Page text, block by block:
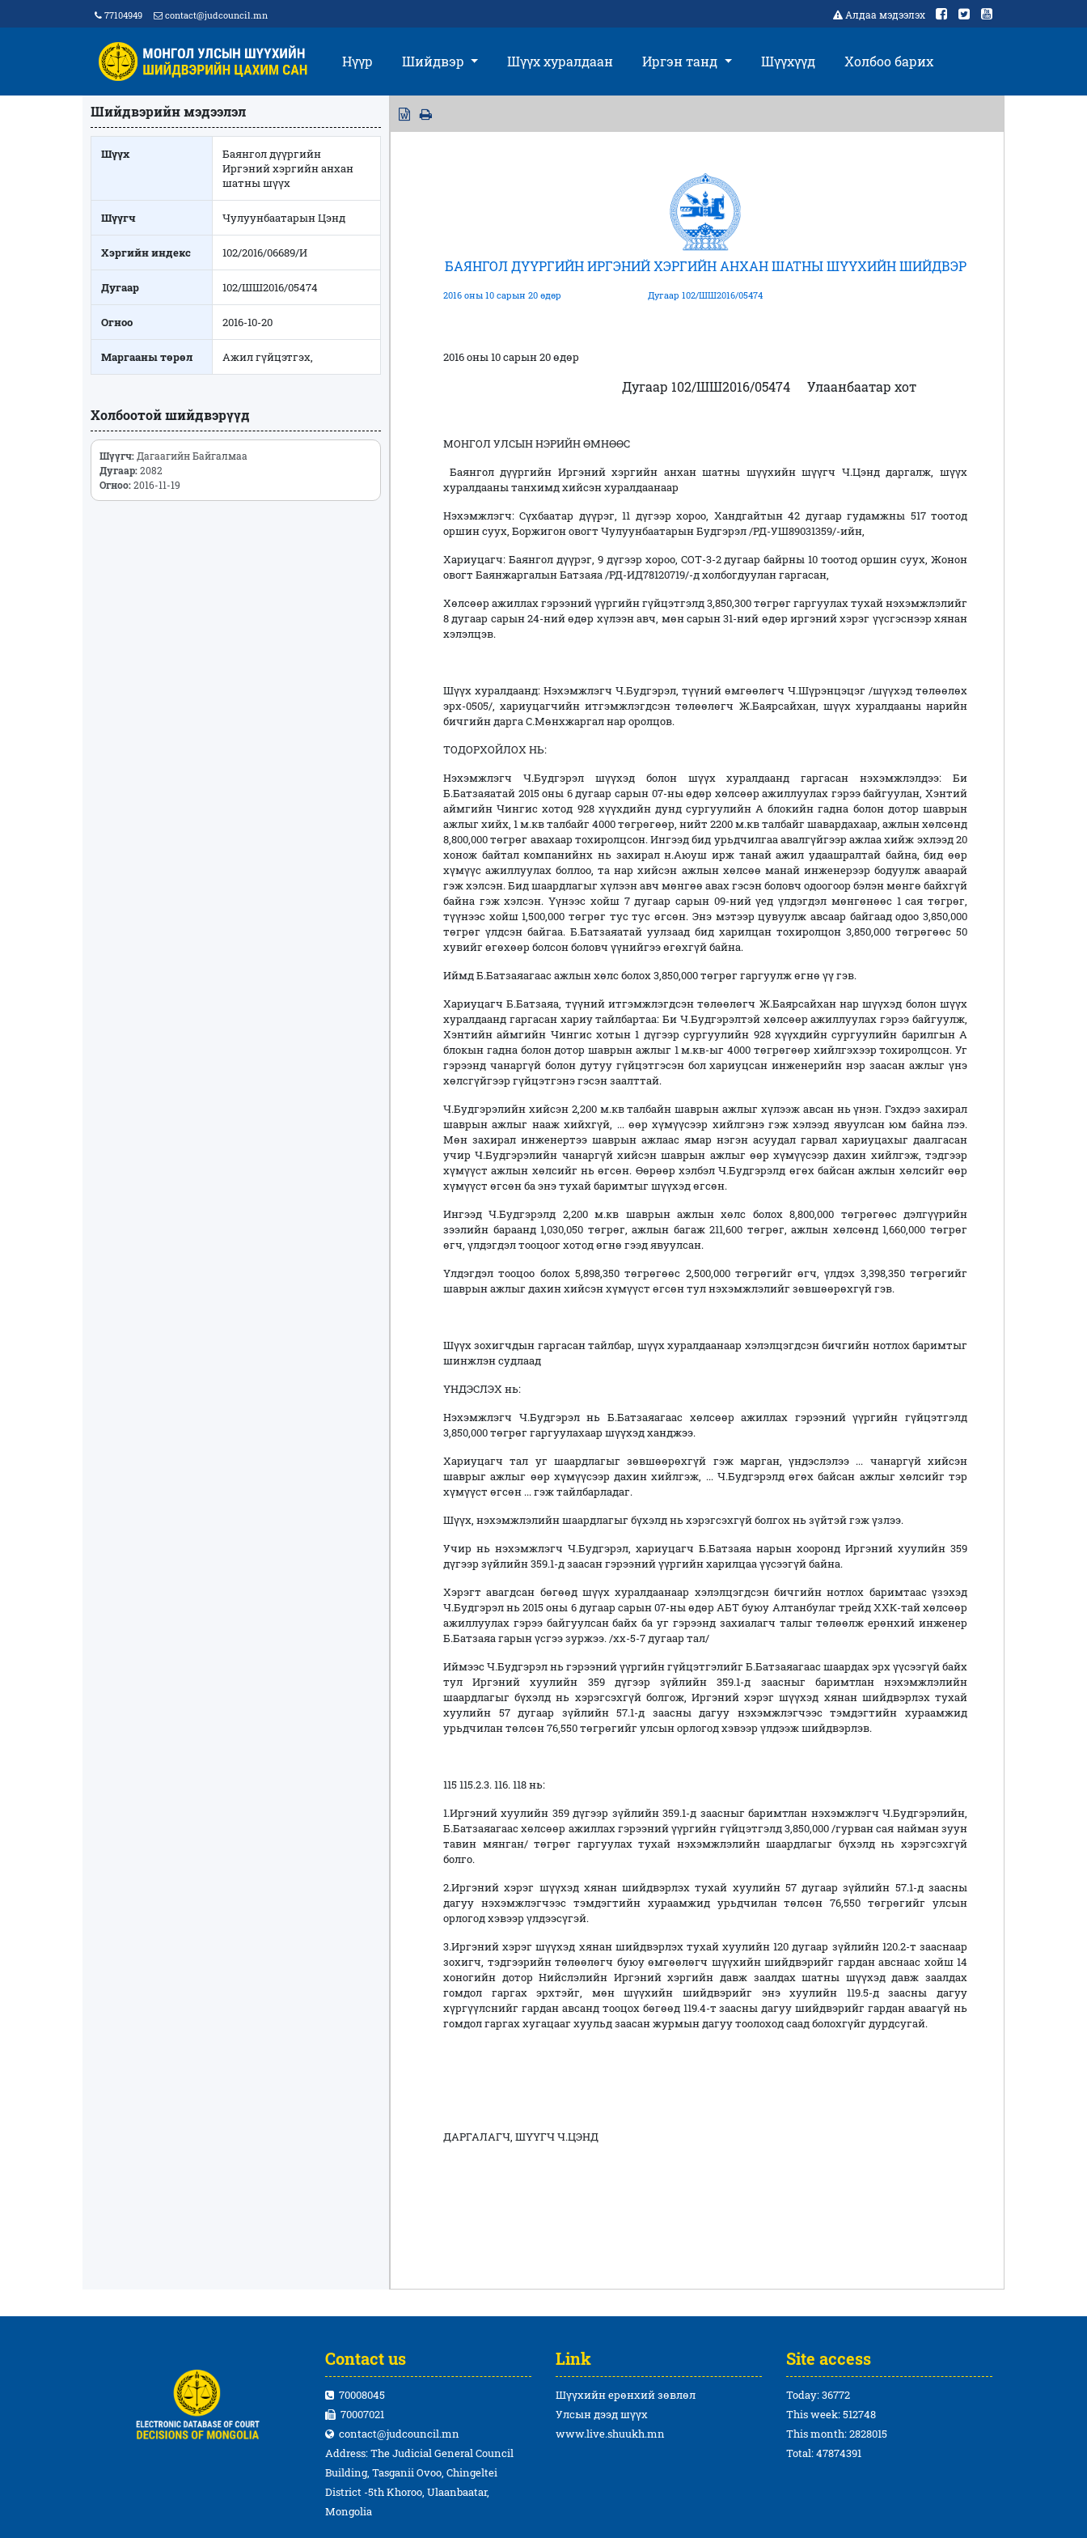
77104949 contact@judcouncil.mn Алдаа мэдээлэх
Нүүр Шийдвэр Шүүх хуралдаан Иргэн танд Шүүхүүд Холбоо барих
Шийдвэрийн мэдээлэл
Шүүх
Баянгол дүүргийн
Иргэний хэргийн анхан
шатны шүүх
Шүүгч Чулуунбаатарын Цэнд
Хэргийн индекс 102/2016/06689/И
Дугаар 102/ШШ2016/05474
Огноо 2016-10-20
Маргааны төрөл Ажил гүйцэтгэх,
Холбоотой шийдвэрүүд
Шүүгч:Дагаагийн Байгалмаа
Дугаар:2082
Огноо:2016-11-19
БАЯНГОЛ ДҮҮРГИЙН ИРГЭНИЙ ХЭРГИЙН АНХАН ШАТНЫ ШҮҮХИЙН ШИЙДВЭР
2016 оны 10 сарын 20 өдөр Дугаар 102/ШШ2016/05474
2016 оны 10 сарын 20 өдөр
Дугаар 102/ШШ2016/05474 Улаанбаатар хот
МОНГОЛ УЛСЫН НЭРИЙН ӨМНӨӨС
Баянгол дүүргийн Иргэний хэргийн анхан шатны шүүхийн шүүгч Ч.Цэнд даргалж, шүүх
хуралдааны танхимд хийсэн хуралдаанаар
Нэхэмжлэгч: Сүхбаатар дүүрэг, 11 дүгээр хороо, Хандгайтын 42 дугаар гудамжны 517 тоотод
оршин суух, Боржигон овогт Чулуунбаатарын Будгэрэл /РД-УШ89031359/-ийн,
Хариуцагч: Баянгол дүүрэг, 9 дүгээр хороо, СОТ-3-2 дугаар байрны 10 тоотод оршин суух, Жонон
овогт Баянжаргалын Батзаяа /РД-ИД78120719/-д холбогдуулан гаргасан,
Хөлсөөр ажиллах гэрээний үүргийн гүйцэтгэлд 3,850,300 төгрөг гаргуулах тухай нэхэмжлэлийг
8 дугаар сарын 24-ний өдөр хүлээн авч, мөн сарын 31-ний өдөр иргэний хэрэг үүсгэснээр хянан
хэлэлцэв.
Шүүх хуралдаанд: Нэхэмжлэгч Ч.Будгэрэл, түүний өмгөөлөгч Ч.Шүрэнцэцэг /шүүхэд төлөөлөх
эрх-0505/, хариуцагчийн итгэмжлэгдсэн төлөөлөгч Ж.Баярсайхан, шүүх хуралдааны нарийн
бичгийн дарга С.Мөнхжаргал нар оролцов.
ТОДОРХОЙЛОХ НЬ:
Нэхэмжлэгч Ч.Будгэрэл шүүхэд болон шүүх хуралдаанд гаргасан нэхэмжлэлдээ: Би
Б.Батзаяатай 2015 оны 6 дугаар сарын 07-ны өдөр хөлсөөр ажиллуулах гэрээ байгуулан, Хэнтий
аймгийн Чингис хотод 928 хүүхдийн дунд сургуулийн А блокийн гадна болон дотор шаврын
ажлыг хийх, 1 м.кв талбайг 4000 төгрөгөөр, нийт 2200 м.кв талбайг шавардахаар, ажлын хөлсөнд
8,800,000 төгрөг авахаар тохиролцсон. Ингээд бид урьдчилгаа авалгүйгээр ажлаа хийж эхлээд 20
хонож байтал компанийнх нь захирал н.Аюуш ирж танай ажил удаашралтай байна, бид өөр
хүмүүс ажиллуулах боллоо, та нар хийсэн ажлын хөлсөө манай инженерээр бодуулж аваарай
гэж хэлсэн. Бид шаардлагыг хүлээн авч мөнгөө авах гэсэн боловч одоогоор бэлэн мөнгө байхгүй
байна гэж хэлсэн. Үүнээс хойш 7 дугаар сарын 09-ний үед үлдэгдэл мөнгөнөөс 1 сая төгрөг,
түүнээс хойш 1,500,000 төгрөг тус тус өгсөн. Энэ мэтээр цувуулж авсаар байгаад одоо 3,850,000
төгрөг үлдсэн байгаа. Б.Батзаяатай уулзаад бид харилцан тохиролцон 3,850,000 төгрөгөөс 50
хувийг өгөхөөр болсон боловч үүнийгээ өгөхгүй байна.
Иймд Б.Батзаяагаас ажлын хөлс болох 3,850,000 төгрөг гаргуулж өгнө үү гэв.
Хариуцагч Б.Батзаяа, түүний итгэмжлэгдсэн төлөөлөгч Ж.Баярсайхан нар шүүхэд болон шүүх
хуралдаанд гаргасан хариу тайлбартаа: Би Ч.Будгэрэлтэй хөлсөөр ажиллуулах гэрээ байгуулж,
Хэнтийн аймгийн Чингис хотын 1 дүгээр сургуулийн 928 хүүхдийн сургуулийн барилгын А
блокын гадна болон дотор шаврын ажлыг 1 м.кв-ыг 4000 төгрөгөөр хийлгэхээр тохиролцсон. Уг
гэрээнд чанаргүй болон дутуу гүйцэтгэсэн бол хариуцсан инженерийн нэр заасан ажлыг үнэ
хөлсгүйгээр гүйцэтгэнэ гэсэн заалттай.
Ч.Будгэрэлийн хийсэн 2,200 м.кв талбайн шаврын ажлыг хүлээж авсан нь үнэн. Гэхдээ захирал
шаврын ажлыг нааж хийхгүй, ... өөр хүмүүсээр хийлгэнэ гэж хэлээд явуулсан юм байна лээ.
Мөн захирал инженертээ шаврын ажлаас ямар нэгэн асуудал гарвал хариуцахыг даалгасан
учир Ч.Будгэрэлийн чанаргүй хийсэн шаврын ажлыг өөр хүмүүсээр дахин хийлгэж, тэдгээр
хүмүүст ажлын хөлсийг нь өгсөн. Өөрөөр хэлбэл Ч.Будгэрэлд өгөх байсан ажлын хөлсийг өөр
хүмүүст өгсөн ба энэ тухай баримтыг шүүхэд өгсөн.
Ингээд Ч.Будгэрэлд 2,200 м.кв шаврын ажлын хөлс болох 8,800,000 төгрөгөөс дэлгүүрийн
зээлийн бараанд 1,030,050 төгрөг, ажлын багаж 211,600 төгрөг, ажлын хөлсөнд 1,660,000 төгрөг
өгч, үлдэгдэл тооцоог хотод өгнө гээд явуулсан.
Үлдэгдэл тооцоо болох 5,898,350 төгрөгөөс 2,500,000 төгрөгийг өгч, үлдэх 3,398,350 төгрөгийг
шаврын ажлыг дахин хийсэн хүмүүст өгсөн тул нэхэмжлэлийг зөвшөөрөхгүй гэв.
Шүүх зохигчдын гаргасан тайлбар, шүүх хуралдаанаар хэлэлцэгдсэн бичгийн нотлох баримтыг
шинжлэн судлаад
ҮНДЭСЛЭХ нь:
Нэхэмжлэгч Ч.Будгэрэл нь Б.Батзаяагаас хөлсөөр ажиллах гэрээний үүргийн гүйцэтгэлд
3,850,000 төгрөг гаргуулахаар шүүхэд ханджээ.
Хариуцагч тал уг шаардлагыг зөвшөөрөхгүй гэж марган, үндэслэлээ ... чанаргүй хийсэн
шаврыг ажлыг өөр хүмүүсээр дахин хийлгэж, ... Ч.Будгэрэлд өгөх байсан ажлыг хөлсийг тэр
хүмүүст өгсөн ... гэж тайлбарладаг.
Шүүх, нэхэмжлэлийн шаардлагыг бүхэлд нь хэрэгсэхгүй болгох нь зүйтэй гэж үзлээ.
Учир нь нэхэмжлэгч Ч.Будгэрэл, хариуцагч Б.Батзаяа нарын хооронд Иргэний хуулийн 359
дүгээр зүйлийн 359.1-д заасан гэрээний үүргийн харилцаа үүсээгүй байна.
Хэрэгт авагдсан бөгөөд шүүх хуралдаанаар хэлэлцэгдсэн бичгийн нотлох баримтаас үзэхэд
Ч.Будгэрэл нь 2015 оны 6 дугаар сарын 07-ны өдөр АБТ буюу Алтанбулаг трейд ХХК-тай хөлсөөр
ажиллуулах гэрээ байгуулсан байх ба уг гэрээнд захиалагч талыг төлөөлж ерөнхий инженер
Б.Батзаяа гарын үсгээ зуржээ. /хх-5-7 дугаар тал/
Иймээс Ч.Будгэрэл нь гэрээний үүргийн гүйцэтгэлийг Б.Батзаяагаас шаардах эрх үүсээгүй байх
тул Иргэний хуулийн 359 дүгээр зүйлийн 359.1-д заасныг баримтлан нэхэмжлэлийн
шаардлагыг бүхэлд нь хэрэгсэхгүй болгож, Иргэний хэрэг шүүхэд хянан шийдвэрлэх тухай
хуулийн 57 дугаар зүйлийн 57.1-д заасны дагуу нэхэмжлэгчээс тэмдэгтийн хураамжид
урьдчилан төлсөн 76,550 төгрөгийг улсын орлогод хэвээр үлдээж шийдвэрлэв.
115 115.2.3. 116. 118 нь:
1.Иргэний хуулийн 359 дүгээр зүйлийн 359.1-д заасныг баримтлан нэхэмжлэгч Ч.Будгэрэлийн,
Б.Батзаяагаас хөлсөөр ажиллах гэрээний үүргийн гүйцэтгэлд 3,850,000 /гурван сая найман зуун
тавин мянган/ төгрөг гаргуулах тухай нэхэмжлэлийн шаардлагыг бүхэлд нь хэрэгсэхгүй
болго.
2.Иргэний хэрэг шүүхэд хянан шийдвэрлэх тухай хуулийн 57 дугаар зүйлийн 57.1-д заасны
дагуу нэхэмжлэгчээс тэмдэгтийн хураамжид урьдчилан төлсөн 76,550 төгрөгийг улсын
орлогод хэвээр үлдээсүгэй.
3.Иргэний хэрэг шүүхэд хянан шийдвэрлэх тухай хуулийн 120 дугаар зүйлийн 120.2-т зааснаар
зохигч, тэдгээрийн төлөөлөгч буюу өмгөөлөгч шүүхийн шийдвэрийг гардан авснаас хойш 14
хоногийн дотор Нийслэлийн Иргэний хэргийн давж заалдах шатны шүүхэд давж заалдах
гомдол гаргах эрхтэйг, мөн шүүхийн шийдвэрийг энэ хуулийн 119.5-д заасны дагуу
хүргүүлснийг гардан авсанд тооцох бөгөөд 119.4-т заасны дагуу шийдвэрийг гардан аваагүй нь
гомдол гаргах хугацааг хуульд заасан журмын дагуу тоолоход саад болохгүйг дурдсугай.
ДАРГАЛАГЧ, ШҮҮГЧ Ч.ЦЭНД
Contact us
70008045
70007021
contact@judcouncil.mn
Address: The Judicial General Council
Building, Tasganii Ovoo, Chingeltei
District -5th Khoroo, Ulaanbaatar,
Mongolia
Link
Шүүхийн ерөнхий зөвлөл
Улсын дээд шүүх
www.live.shuukh.mn
Site access
Today: 36772
This week: 512748
This month: 2828015
Total: 47874391